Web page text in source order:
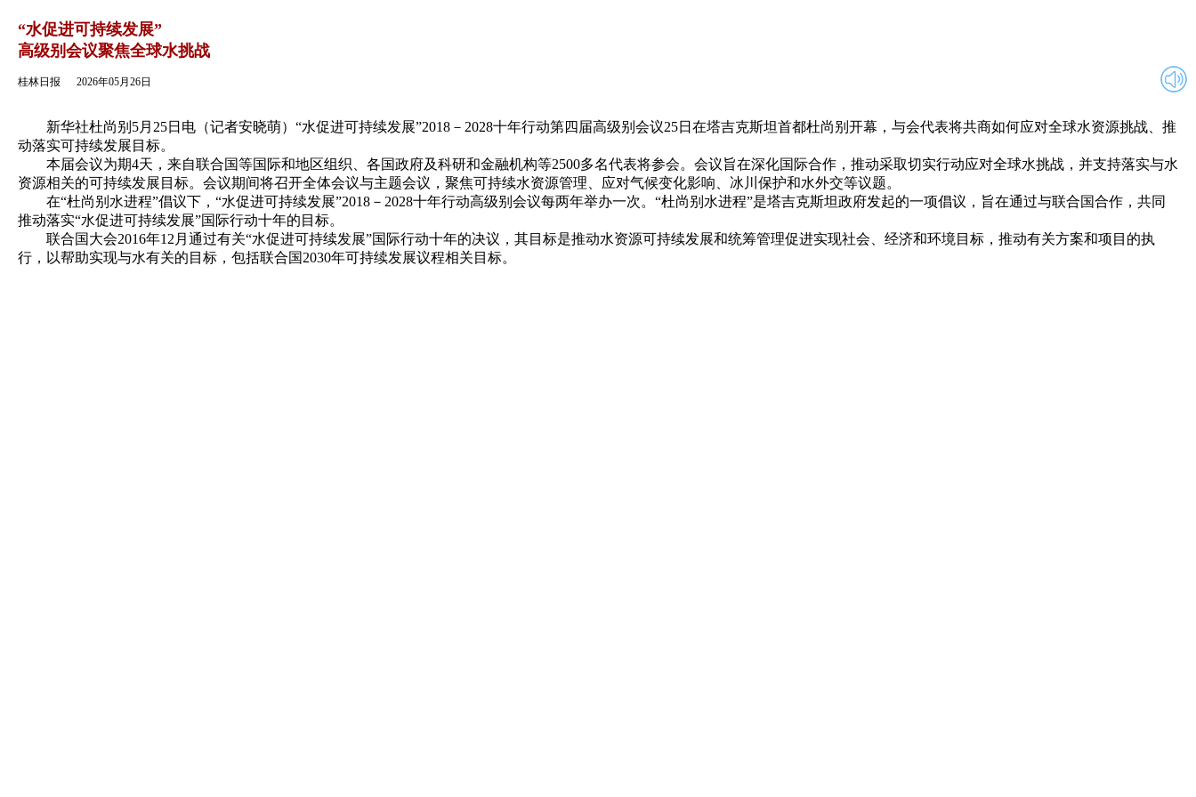
“水促进可持续发展”
高级别会议聚焦全球水挑战
桂林日报 2026年05月26日
新华社杜尚别5月25日电（记者安晓萌）“水促进可持续发展”2018－2028十年行动第四届高级别会议25日在塔吉克斯坦首都杜尚别开幕，与会代表将共商如何应对全球水资源挑战、推
动落实可持续发展目标。
本届会议为期4天，来自联合国等国际和地区组织、各国政府及科研和金融机构等2500多名代表将参会。会议旨在深化国际合作，推动采取切实行动应对全球水挑战，并支持落实与水
资源相关的可持续发展目标。会议期间将召开全体会议与主题会议，聚焦可持续水资源管理、应对气候变化影响、冰川保护和水外交等议题。
在“杜尚别水进程”倡议下，“水促进可持续发展”2018－2028十年行动高级别会议每两年举办一次。“杜尚别水进程”是塔吉克斯坦政府发起的一项倡议，旨在通过与联合国合作，共同
推动落实“水促进可持续发展”国际行动十年的目标。
联合国大会2016年12月通过有关“水促进可持续发展”国际行动十年的决议，其目标是推动水资源可持续发展和统筹管理促进实现社会、经济和环境目标，推动有关方案和项目的执
行，以帮助实现与水有关的目标，包括联合国2030年可持续发展议程相关目标。